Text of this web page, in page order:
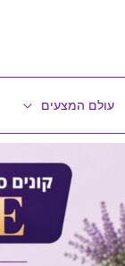
עולם המצעים